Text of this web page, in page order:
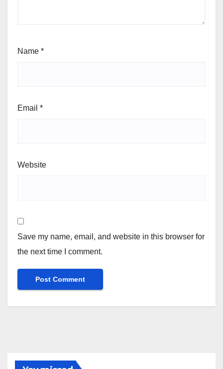
Name *
Email *
Website
Save my name, email, and website in this browser for
the next time I comment.